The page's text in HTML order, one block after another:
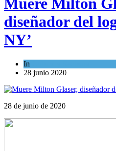
Muere Milton
diseñador del
NY’
In
28 junio 2020
28 de junio de 2020